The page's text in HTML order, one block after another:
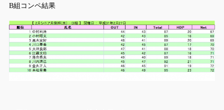
B組コンペ結果